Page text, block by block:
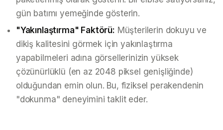
gün batımı yemeğinde gösterin.
"Yakınlaştırma" Faktörü: Müşterilerin dokuyu ve
dikiş kalitesini görmek için yakınlaştırma
yapabilmeleri adına görsellerinizin yüksek
çözünürlüklü (en az 2048 piksel genişliğinde)
olduğundan emin olun. Bu, fiziksel perakendenin
"dokunma" deneyimini taklit eder.